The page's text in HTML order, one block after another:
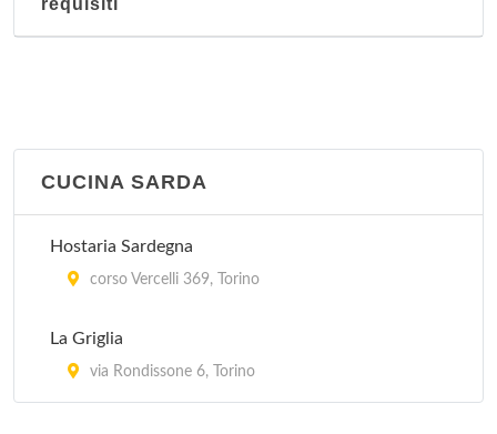
requisiti
CUCINA SARDA
Hostaria Sardegna
corso Vercelli 369, Torino
La Griglia
via Rondissone 6, Torino